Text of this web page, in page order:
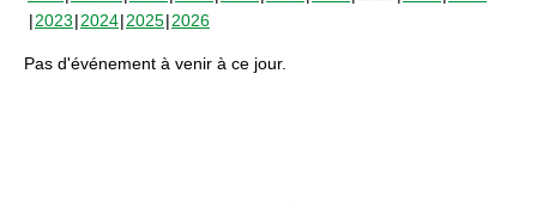
2023 2024 2025 2026
Pas d'événement à venir à ce jour.